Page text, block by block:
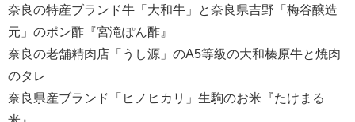
奈良の特産ブランド牛「大和牛」と奈良県吉野「梅谷醸造
元」のポン酢『宮滝ぽん酢』
奈良の老舗精肉店「うし源」のA5等級の大和榛原牛と焼肉
のタレ
奈良県産ブランド「ヒノヒカリ」生駒のお米『たけまる